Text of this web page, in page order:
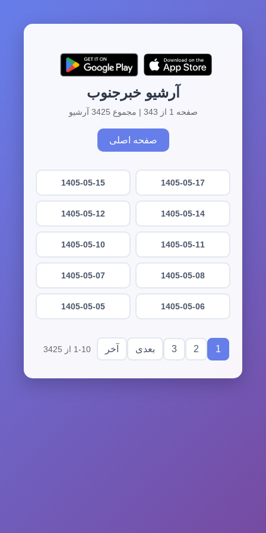
آرشیو خبرجنوب
صفحه 1 از 343 | مجموع 3425 آرشیو
صفحه اصلی
1405-05-17
1405-05-15
1405-05-14
1405-05-12
1405-05-11
1405-05-10
1405-05-08
1405-05-07
1405-05-06
1405-05-05
1
2
3 بعدی آخر 1-10 از 3425